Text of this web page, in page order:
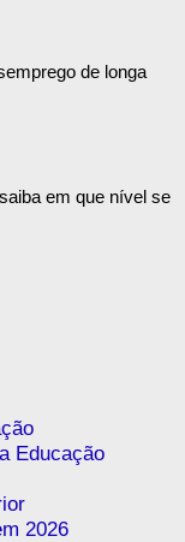
de longa
em que nível se
Educação
2026